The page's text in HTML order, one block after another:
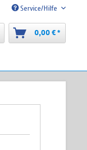
Service/Hilfe
0,00 € *